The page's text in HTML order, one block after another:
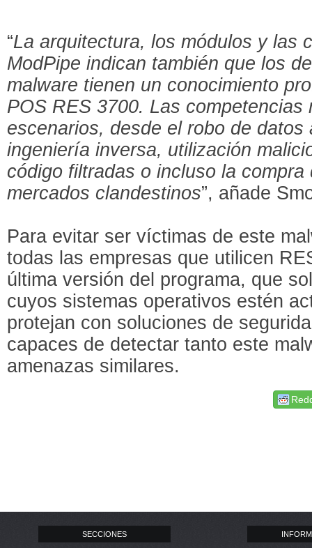
“La arquitectura, los módulos y las
ModPipe indican también que los
malware tienen un conocimiento
POS RES 3700. Las
escenarios, desde el robo de
ingeniería inversa, utilización
código filtradas o incluso la compra
mercados clandestinos”, añade
Para evitar ser víctimas de este
todas las empresas que utilicen
última versión del programa, que
cuyos sistemas operativos estén
protejan con soluciones de
capaces de detectar tanto este
amenazas similares.
SECCIONES